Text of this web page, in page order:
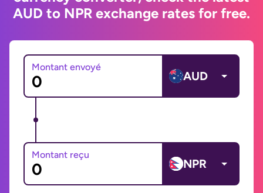
AUD to NPR exchange rates for free.
Montant envoyé
AUD
Montant reçu
NPR